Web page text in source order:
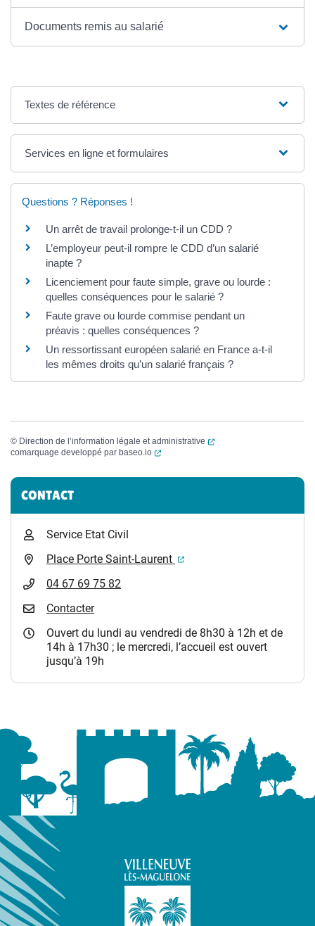
Documents remis au salarié
Textes de référence
Services en ligne et formulaires
Questions ? Réponses !
Un arrêt de travail prolonge-t-il un CDD ?
L’employeur peut-il rompre le CDD d’un salarié
inapte ?
Licenciement pour faute simple, grave ou lourde :
quelles conséquences pour le salarié ?
Faute grave ou lourde commise pendant un
préavis : quelles conséquences ?
Un ressortissant européen salarié en France a-t-il
les mêmes droits qu’un salarié français ?
© Direction de l’information légale et administrative
(ouverture dans un
comarquage developpé par baseo.io (ouverture dans un nouvel onglet)
Informations complémentaires
CONTACT
Service Etat Civil
Place Porte Saint-Laurent
(ouverture dans un
04 67 69 75 82
Contacter
Ouvert du lundi au vendredi de 8h30 à 12h et de
14h à 17h30 ; le mercredi, l’accueil est ouvert
jusqu’à 19h